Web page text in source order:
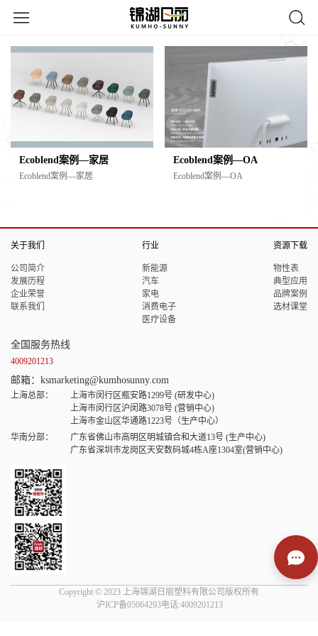
Ecoblend案例—家居
Ecoblend案例—家居
Ecoblend案例—OA
Ecoblend案例—OA
关于我们
公司简介
发展历程
企业荣誉
联系我们
行业
新能源
汽车
家电
消费电子
医疗设备
资源下载
物性表
典型应用
品牌案例
选材课堂
全国服务热线
4009201213
邮箱：ksmarketing@kumhosunny.com
上海总部：
上海市闵行区瓶安路1299号 (研发中心)
上海市闵行区沪闵路3078号 (营销中心)
上海市金山区华通路1223号（生产中心）
华南分部：
广东省佛山市高明区明城镇合和大道13号 (生产中心)
广东省深圳市龙岗区天安数码城4栋A座1304室(营销中心)
Copyright © 2023 上海锦湖日丽塑料有限公司版权所有
沪ICP备05064293电话:4009201213